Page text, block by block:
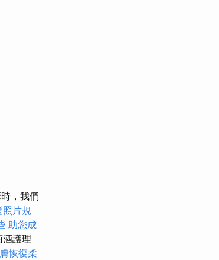
，我們
照片規
助您成
護理
恢復柔